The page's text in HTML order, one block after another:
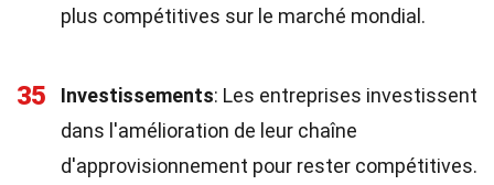
plus compétitives sur le marché mondial.
35 Investissements: Les entreprises investissent
dans l'amélioration de leur chaîne
d'approvisionnement pour rester compétitives.